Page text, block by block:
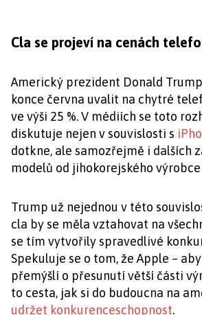
Cla se projeví na cenách
Americký prezident Donald
konce června uvalit na chytré
ve výši 25 %. V médiích se toto
diskutuje nejen v souvislosti s
dotkne, ale samozřejmě i dalších
modelů od jihokorejského výrobce
Trump už nejednou v této
cla by se měla vztahovat na
se tím vytvořily spravedlivé
Spekuluje se o tom, že Apple –
přemýšlí o přesunutí větší části
to cesta, jak si do budoucna na
udržet konkurenceschopnost.